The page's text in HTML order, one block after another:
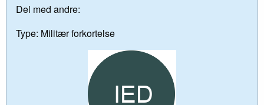
Del med andre:
Type: Militær forkortelse